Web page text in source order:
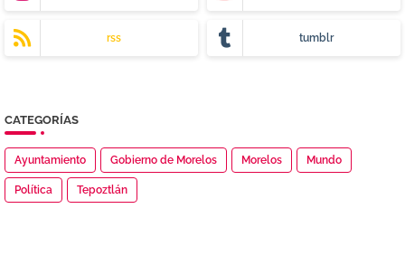
rss tumblr
CATEGORÍAS
Ayuntamiento Gobierno de Morelos Morelos Mundo
Política Tepoztlán